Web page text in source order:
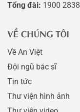
Tổng đài: 1900 2838
VỀ CHÚNG TÔI
Về An Việt
Đội ngũ bác sĩ
Tin tức
Thư viện hình ảnh